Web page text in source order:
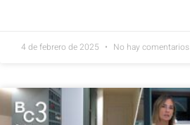
4 de febrero de 2025 No hay comentarios